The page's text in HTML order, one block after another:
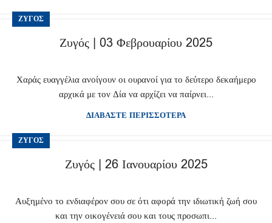
ΖΥΓΌΣ
Ζυγός | 03 Φεβρουαρίου 2025
Χαράς ευαγγέλια ανοίγουν οι ουρανοί για το δεύτερο δεκαήμερο
αρχικά με τον Δία να αρχίζει να παίρνει...
ΔΙΑΒΑΣΤΕ ΠΕΡΙΣΣΟΤΕΡΑ
ΖΥΓΌΣ
Ζυγός | 26 Ιανουαρίου 2025
Αυξημένο το ενδιαφέρον σου σε ότι αφορά την ιδιωτική ζωή σου
και την οικογένειά σου και τους προσωπι...